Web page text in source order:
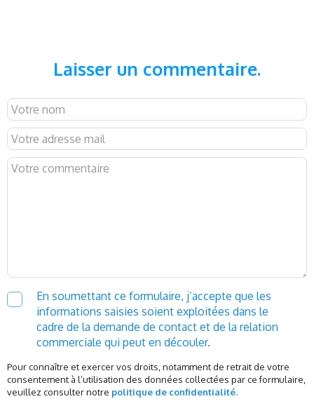
Laisser un commentaire.
En soumettant ce formulaire, j’accepte que les
informations saisies soient exploitées dans le
cadre de la demande de contact et de la relation
commerciale qui peut en découler.
Pour connaître et exercer vos droits, notamment de retrait de votre
consentement à l’utilisation des données collectées par ce formulaire,
veuillez consulter notre politique de confidentialité.